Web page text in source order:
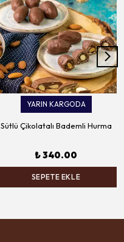
YARIN KARGODA
Sütlü Çikolatalı Bademli Hurma
₺ 340.00
SEPETE EKLE